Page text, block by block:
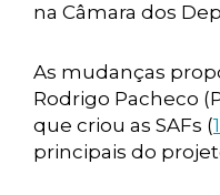
na Câmara dos
As mudanças
Rodrigo Pacheco
que criou as SAFs (
principais do